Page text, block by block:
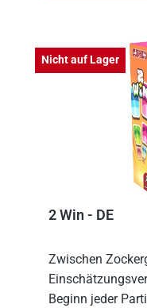
Nicht auf Lager
2 Win - DE
Zwischen
Beginn jeder